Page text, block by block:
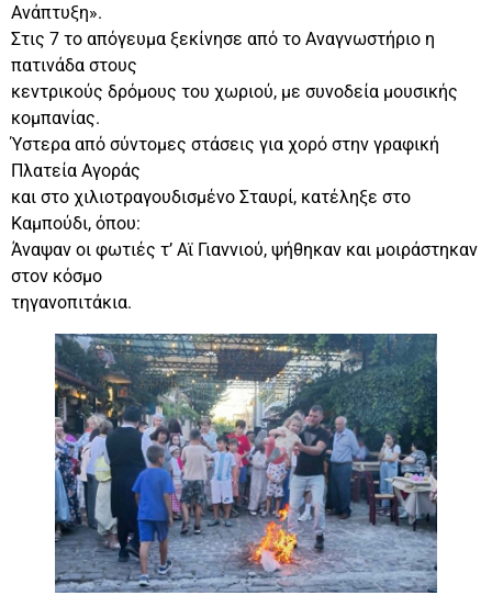
Ανάπτυξη».
Στις 7 το απόγευμα ξεκίνησε από το Αναγνωστήριο η
πατινάδα στους
κεντρικούς δρόμους του χωριού, με συνοδεία μουσικής
κομπανίας.
Ύστερα από σύντομες στάσεις για χορό στην γραφική
Πλατεία Αγοράς
και στο χιλιοτραγουδισμένο Σταυρί, κατέληξε στο
Καμπούδι, όπου:
Άναψαν οι φωτιές τ’ Αϊ Γιαννιού, ψήθηκαν και μοιράστηκαν
στον κόσμο
τηγανοπιτάκια.